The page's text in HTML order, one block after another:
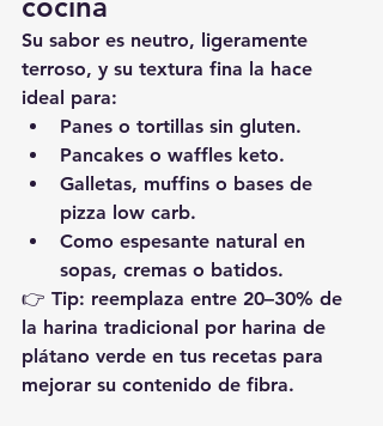
Su sabor es neutro, ligeramente
terroso, y su textura fina la hace
ideal para:
Panes o tortillas sin gluten.
Pancakes o waffles keto.
Galletas, muffins o bases de
pizza low carb.
Como espesante natural en
sopas, cremas o batidos.
👉 Tip: reemplaza entre 20–30% de
la harina tradicional por harina de
plátano verde en tus recetas para
mejorar su contenido de fibra.